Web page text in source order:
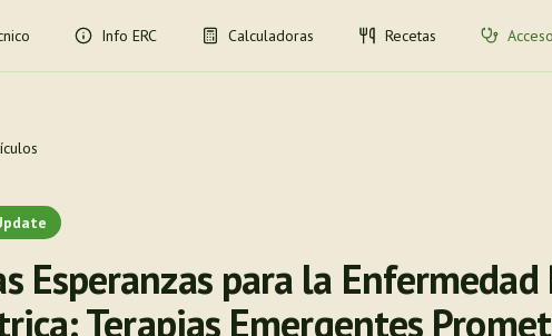
Info ERC Calculadoras Recetas
Esperanzas para la
Terapias Emergentes